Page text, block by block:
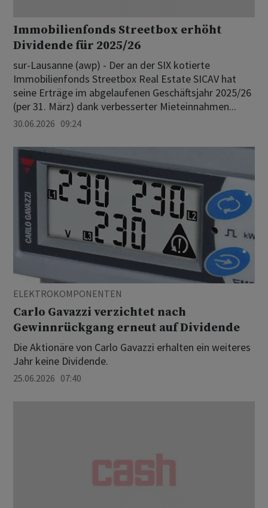
Immobilienfonds Streetbox erhöht
Dividende für 2025/26
sur-Lausanne (awp) - Der an der SIX kotierte
Immobilienfonds Streetbox Real Estate SICAV hat
seine Erträge im abgelaufenen Geschäftsjahr 2025/26
(per 31. März) dank verbesserter Mieteinnahmen...
30.06.2026 09:24
ELEKTROKOMPONENTEN
Carlo Gavazzi verzichtet nach
Gewinnrückgang erneut auf Dividende
Die Aktionäre von Carlo Gavazzi erhalten ein weiteres
Jahr keine Dividende.
25.06.2026 07:40